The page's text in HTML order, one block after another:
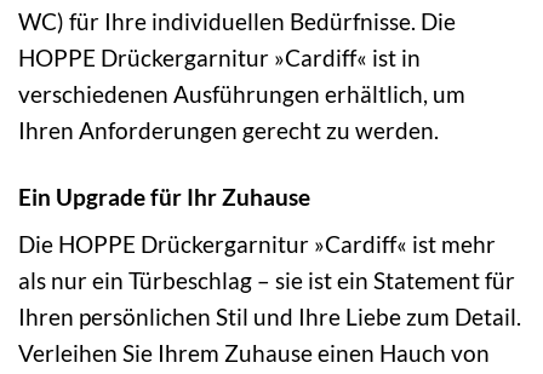
WC) für Ihre individuellen Bedürfnisse. Die
HOPPE Drückergarnitur »Cardiff« ist in
verschiedenen Ausführungen erhältlich, um
Ihren Anforderungen gerecht zu werden.
Ein Upgrade für Ihr Zuhause
Die HOPPE Drückergarnitur »Cardiff« ist mehr
als nur ein Türbeschlag – sie ist ein Statement für
Ihren persönlichen Stil und Ihre Liebe zum Detail.
Verleihen Sie Ihrem Zuhause einen Hauch von